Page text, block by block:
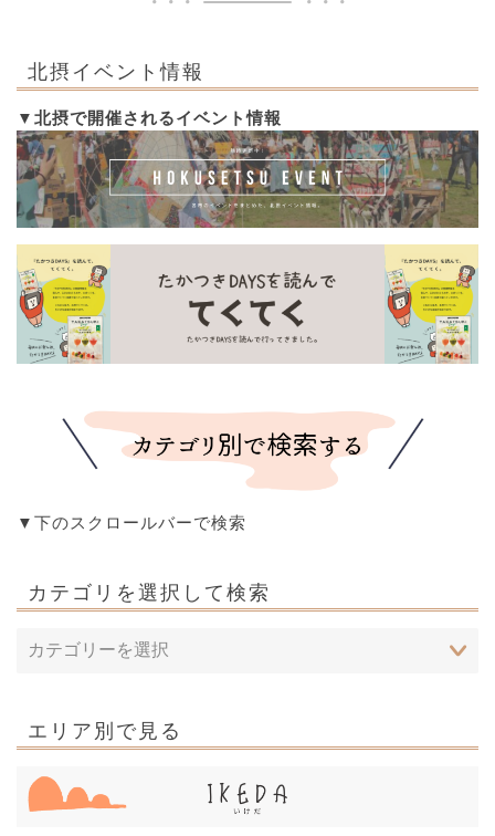
北摂イベント情報
▼北摂で開催されるイベント情報
▼下のスクロールバーで検索
カテゴリを選択して検索
エリア別で見る